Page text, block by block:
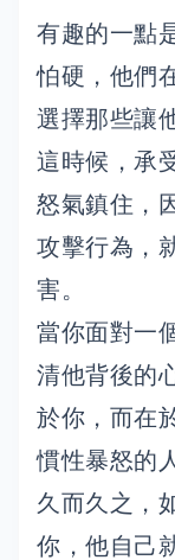
有趣的一點
怕硬，他們
選擇那些讓
這時候，承
怒氣鎮住，
攻擊行為，
害。
當你面對一
清他背後的
於你，而在
慣性暴怒的
久而久之，
你，他自己